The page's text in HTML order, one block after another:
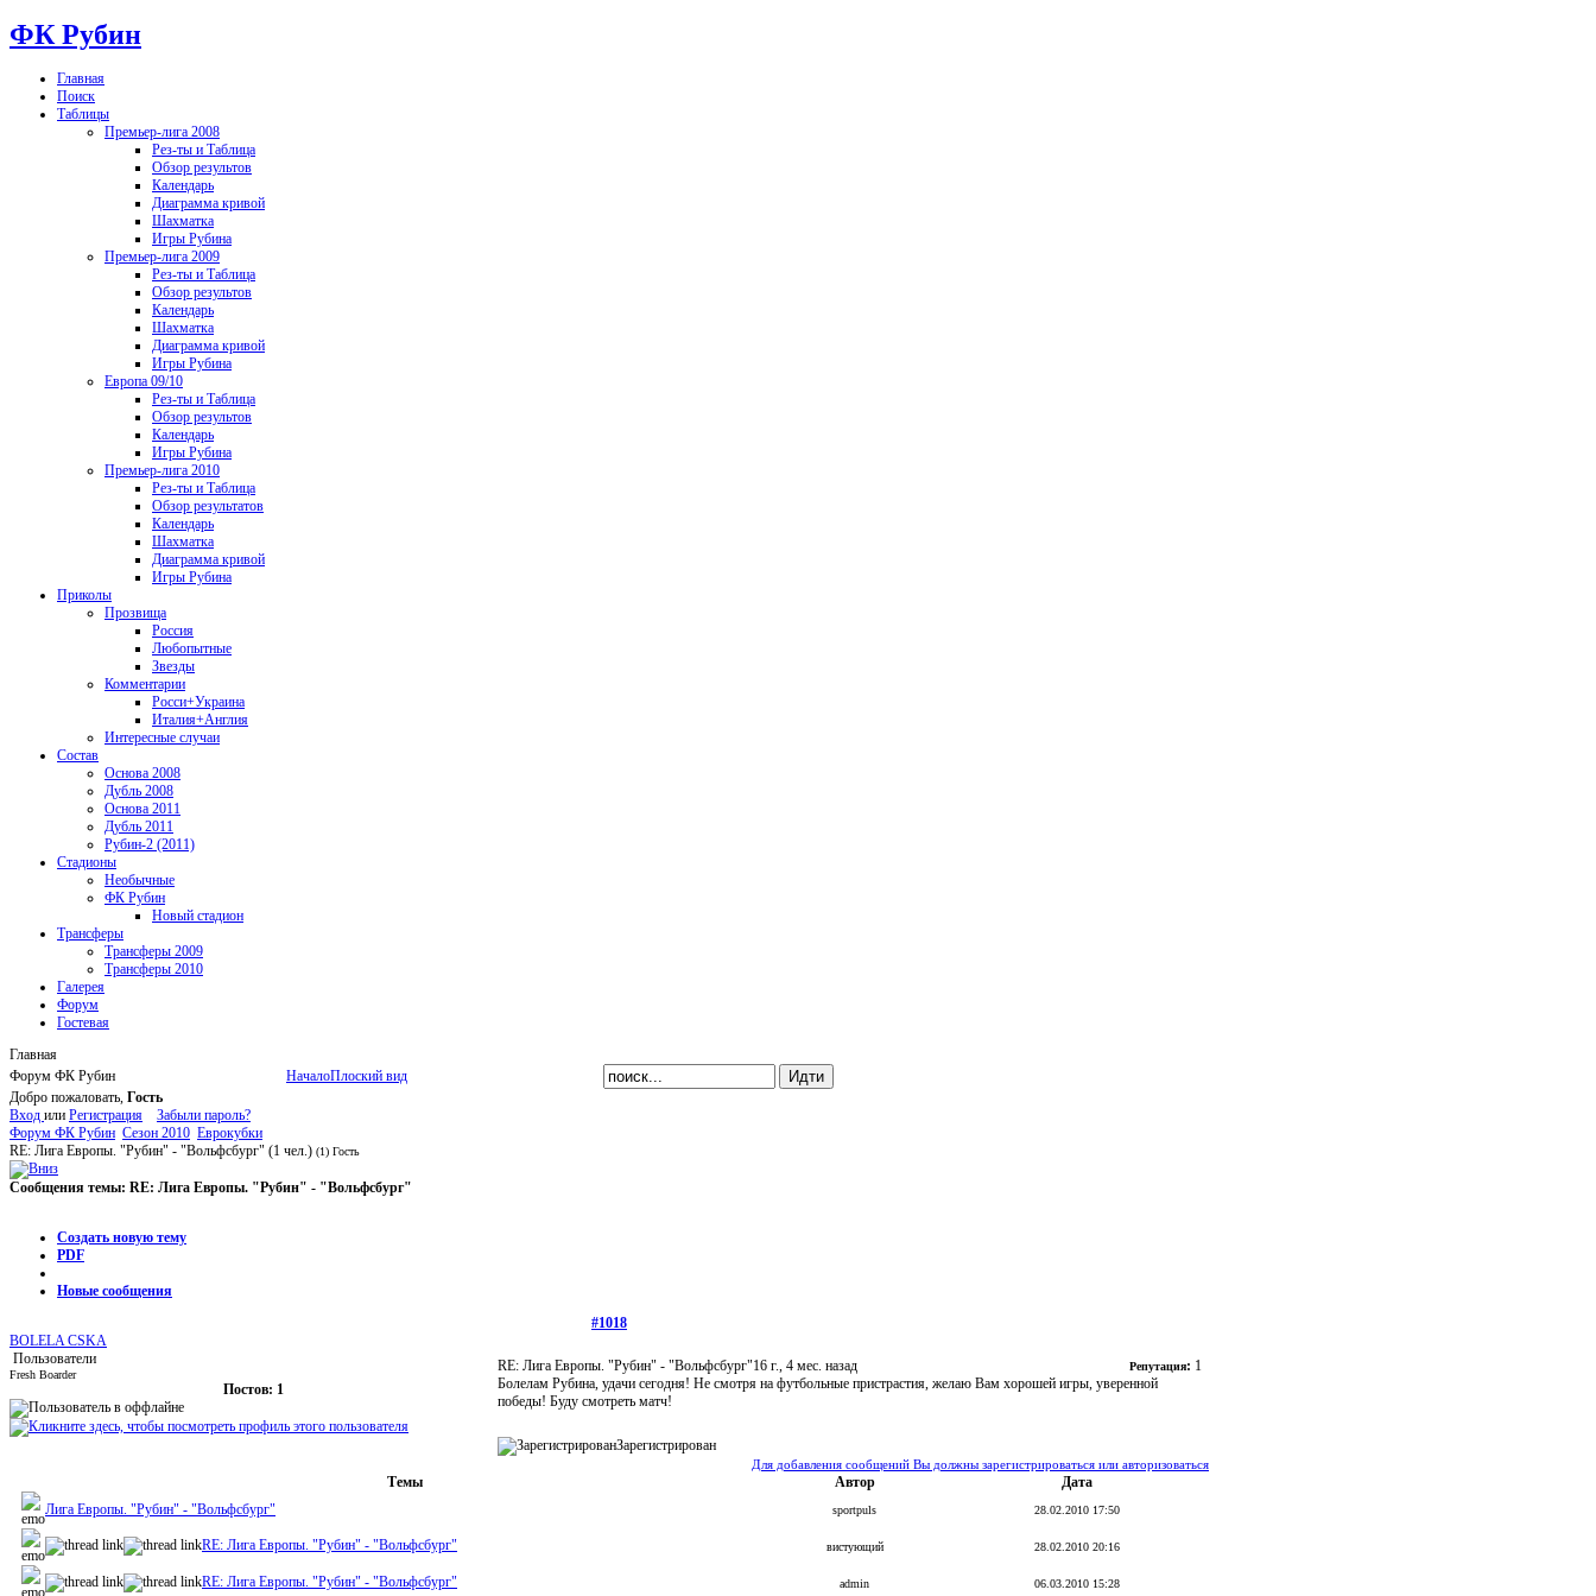
ФК Рубин
Главная
Поиск
Таблицы
Премьер-лига 2008
Рез-ты и Таблица
Обзор результов
Календарь
Диаграмма кривой
Шахматка
Игры Рубина
Премьер-лига 2009
Рез-ты и Таблица
Обзор результов
Календарь
Шахматка
Диаграмма кривой
Игры Рубина
Европа 09/10
Рез-ты и Таблица
Обзор результов
Календарь
Игры Рубина
Премьер-лига 2010
Рез-ты и Таблица
Обзор результатов
Календарь
Шахматка
Диаграмма кривой
Игры Рубина
Приколы
Прозвища
Россия
Любопытные
Звезды
Комментарии
Росси+Украина
Италия+Англия
Интересные случаи
Состав
Основа 2008
Дубль 2008
Основа 2011
Дубль 2011
Рубин-2 (2011)
Стадионы
Необычные
ФК Рубин
Новый стадион
Трансферы
Трансферы 2009
Трансферы 2010
Галерея
Форум
Гостевая
Главная
Форум ФК Рубин
НачалоПлоский вид
Добро пожаловать, Гость
Вход или Регистрация
Забыли пароль?
Форум ФК Рубин Сезон 2010 Еврокубки
RE: Лига Европы. "Рубин" - "Вольфсбург" (1 чел.) (1) Гость
Сообщения темы: RE: Лига Европы. "Рубин" - "Вольфсбург"
Создать новую тему
PDF
Новые сообщения
#1018
BOLELA CSKA
Пользователи
Fresh Boarder
Постов: 1
RE: Лига Европы. "Рубин" - "Вольфсбург"16 г., 4 мес. назад Репутация: 1
Болелам Рубина, удачи сегодня! Не смотря на футбольные пристрастия, желаю Вам хорошей игры, уверенной
победы! Буду смотреть матч!
Зарегистрирован
Для добавления сообщений Вы должны зарегистрироваться или авторизоваться
Темы Автор
Дата
Лига Европы. "Рубин" - "Вольфсбург"
sportpuls 28.02.2010 17:50
RE: Лига Европы. "Рубин" - "Вольфсбург" вистующий 28.02.2010 20:16
RE: Лига Европы. "Рубин" - "Вольфсбург" admin 06.03.2010 15:28